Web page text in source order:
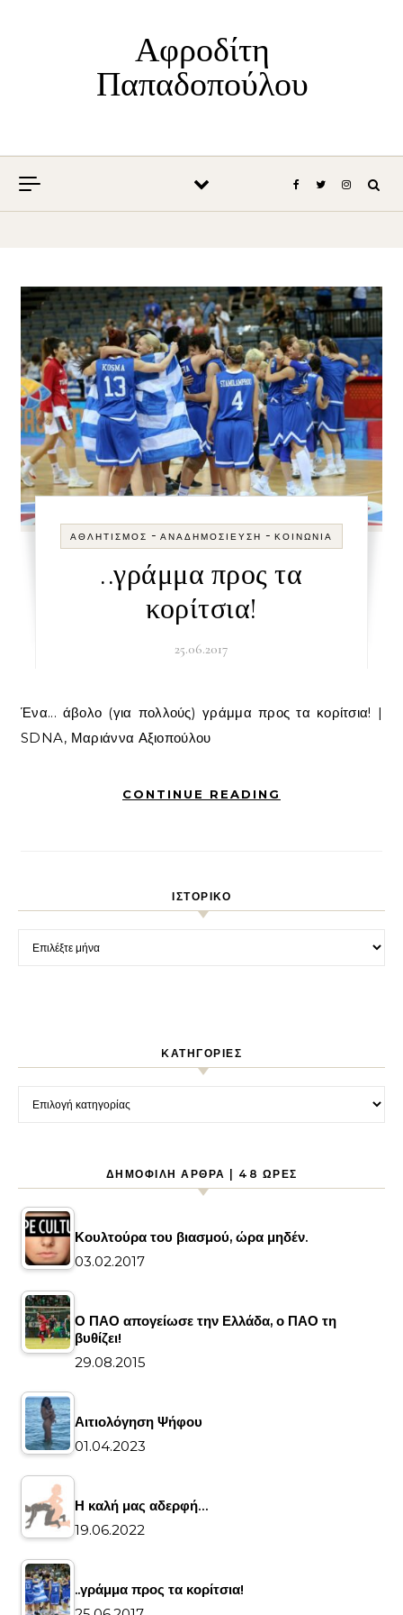
Αφροδίτη
Παπαδοπούλου
ΑΘΛΗΤΙΣΜΌΣ - ΑΝΑΔΗΜΟΣΊΕΥΣΗ - ΚΟΙΝΩΝΊΑ
..γράμμα προς τα
κορίτσια!
25.06.2017
Ένα... άβολο (για πολλούς) γράμμα προς τα κορίτσια! |
SDNA, Μαριάννα Αξιοπούλου
CONTINUE READING
ΙΣΤΟΡΙΚΌ
Ιστορικό
KΑΤΗΓΟΡΊΕΣ
Kατηγορίες
ΔΗΜΟΦΙΛΉ ΆΡΘΡΑ | 48 ΏΡΕΣ
Κουλτούρα του βιασμού, ώρα μηδέν.
03.02.2017
Ο ΠΑΟ απογείωσε την Ελλάδα, ο ΠΑΟ τη
βυθίζει!
29.08.2015
Αιτιολόγηση Ψήφου
01.04.2023
Η καλή μας αδερφή…
19.06.2022
..γράμμα προς τα κορίτσια!